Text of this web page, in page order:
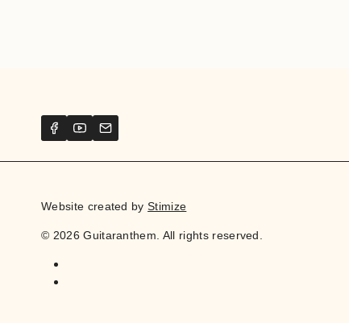
Website created byStimize
© 2026 Guitaranthem. All rights reserved.